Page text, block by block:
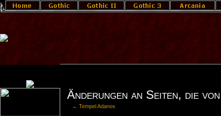
Änderungen an Seiten, die
←Tempel Adanos